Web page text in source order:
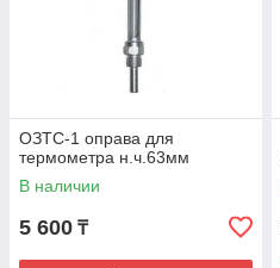
ОЗТС-1 оправа для
термометра н.ч.63мм
В наличии
5 600 ₸